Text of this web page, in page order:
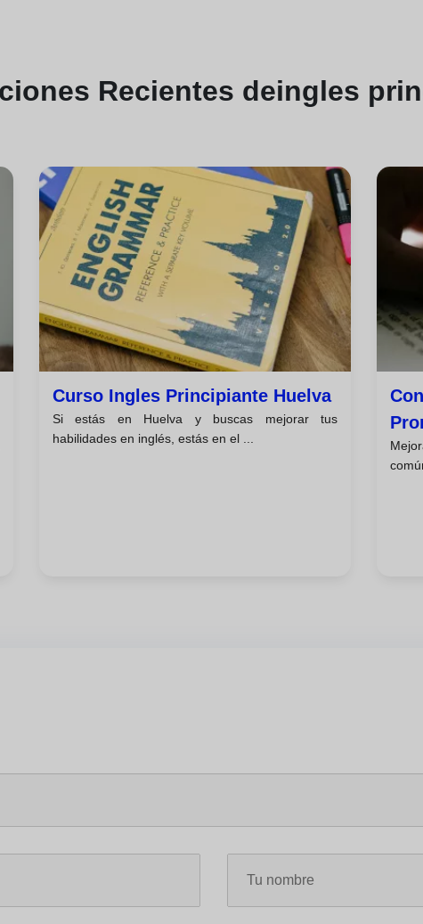
Recientes deingles
Curso Ingles Principiante Huelva
Si estás en Huelva y buscas mejorar tus
habilidades en inglés, estás en el ...